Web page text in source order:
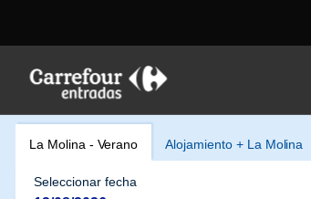
La Molina - Verano Alojamiento + La Molina
Seleccionar fecha